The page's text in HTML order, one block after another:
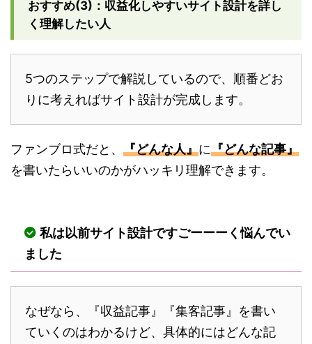
おすすめ(3)：収益化しやすいサイト設計を詳し
く理解したい人
5つのステップで解説しているので、順番どお
りに考えればサイト設計が完成します。
ファンブロ式だと、 『どんな人』に『どんな記事』
を書いたらいいのかがハッキリ理解できます。
私は以前サイト設計ですごーーーく悩んでい
ました
なぜなら、『収益記事』『集客記事』を書い
ていくのはわかるけど、具体的にはどんな記